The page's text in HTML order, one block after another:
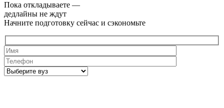
Пока откладываете —
дедлайны не ждут
Начните подготовку сейчас и сэкономьте